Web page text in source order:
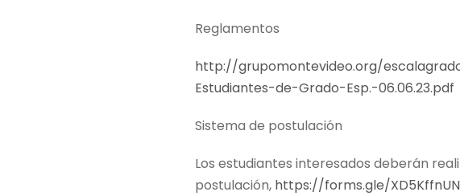
Reglamentos
http://grupomontevideo.org/
Estudiantes-de-Grado-Esp.-06.06.23.pdf
Sistema de postulación
Los estudiantes interesados deberán
postulación, https://forms.gle/